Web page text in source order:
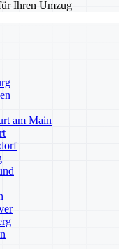
Ihren Umzug
am Main